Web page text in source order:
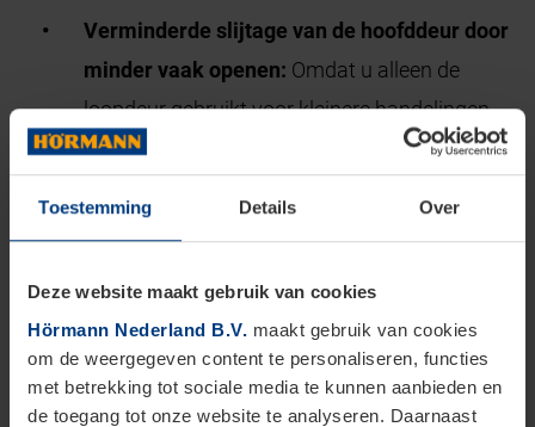
Toestemming Details Over
Deze website maakt gebruik van cookies
Hörmann Nederland B.V. maakt gebruik van cookies
om de weergegeven content te personaliseren, functies
met betrekking tot sociale media te kunnen aanbieden en
de toegang tot onze website te analyseren. Daarnaast
Verminderde slijtage van de hoofddeur door
minder vaak openen: Omdat u alleen de
loopdeur gebruikt voor kleinere handelingen,
blijft de hoofdgaragedeur langer in goede
Verbeterde veiligheid voor opgeslagen
spullen:
Een loopdeur maakt het mogelijk om
de garage te betreden zonder de volledige
garagedeur te openen, wat betekent dat u